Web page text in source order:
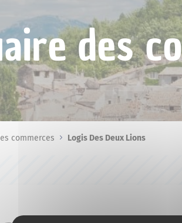
des
commerces Logis Des Deux Lions